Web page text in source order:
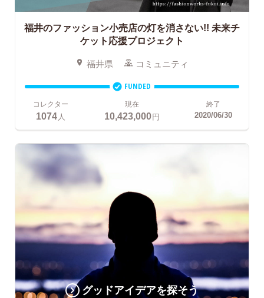
福井のファッション小売店の灯を消さない!! 未来チ
ケット応援プロジェクト
福井県 コミュニティ
FUNDED
コレクター
1074 人
現在
10,423,000円
終了
2020/06/30
グッドアイデアを探そう